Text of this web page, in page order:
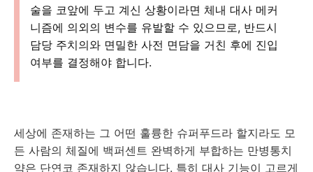
술을 코앞에 두고 계신 상황이라면 체내 대사 메커
니즘에 의외의 변수를 유발할 수 있으므로, 반드시
담당 주치의와 면밀한 사전 면담을 거친 후에 진입
여부를 결정해야 합니다.
세상에 존재하는 그 어떤 훌륭한 슈퍼푸드라 할지라도 모
든 사람의 체질에 백퍼센트 완벽하게 부합하는 만병통치
약은 단연코 존재하지 않습니다. 특히 대사 기능이 고르게